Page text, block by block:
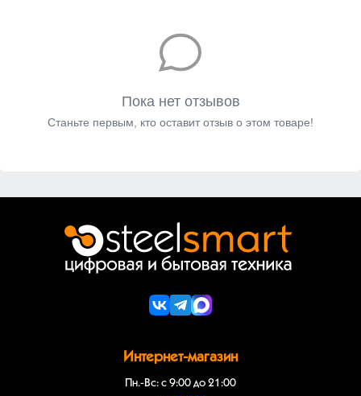
Пока нет отзывов
Станьте первым, кто оставит отзыв о этом товаре!
Интернет-магазин
Пн.-Вс: с 9:00 до 21:00